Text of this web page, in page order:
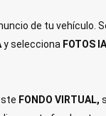
de tu vehículo.
y selecciona FOTOS
FONDO VIRTUAL,